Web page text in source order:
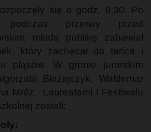
się o godz. 9:30. Po
podczas przerwy przed
młodą publikę zabawiał
który zachęcał do tańca i
pląsów. W gronie jurorskim
Błażejczyk, Waldemar
Mróz. Laureatami I Festiwalu
zostali: